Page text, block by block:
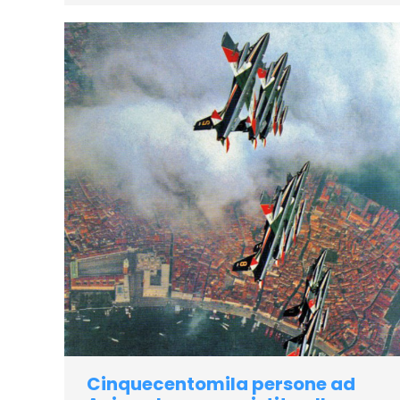
Cinquecentomila persone ad